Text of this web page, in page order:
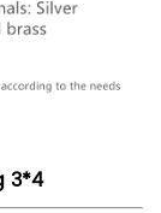
3*4